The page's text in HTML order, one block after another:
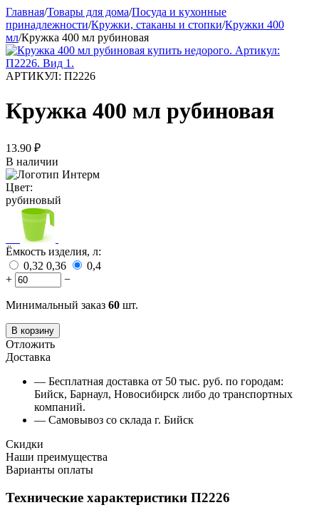
Главная/Товары для дома/Посуда и кухонные
принадлежности/Кружки, стаканы и стопки/Кружки 400
мл/Кружка 400 мл рубиновая
АРТИКУЛ: П2226
Кружка 400 мл рубиновая
13.90 ₽
В наличии
Цвет:
рубиновый
Ёмкость изделия, л:
0,32 0,36
0,4
+
−
Минимальный заказ 60 шт.
В корзину
Отложить
Доставка
— Бесплатная доставка от 50 тыс. руб. по городам:
Бийск, Барнаул, Новосибирск либо до транспортных
компаний.
— Самовывоз со склада г. Бийск
Скидки
Наши преимущества
Варианты оплаты
Технические характеристики П2226